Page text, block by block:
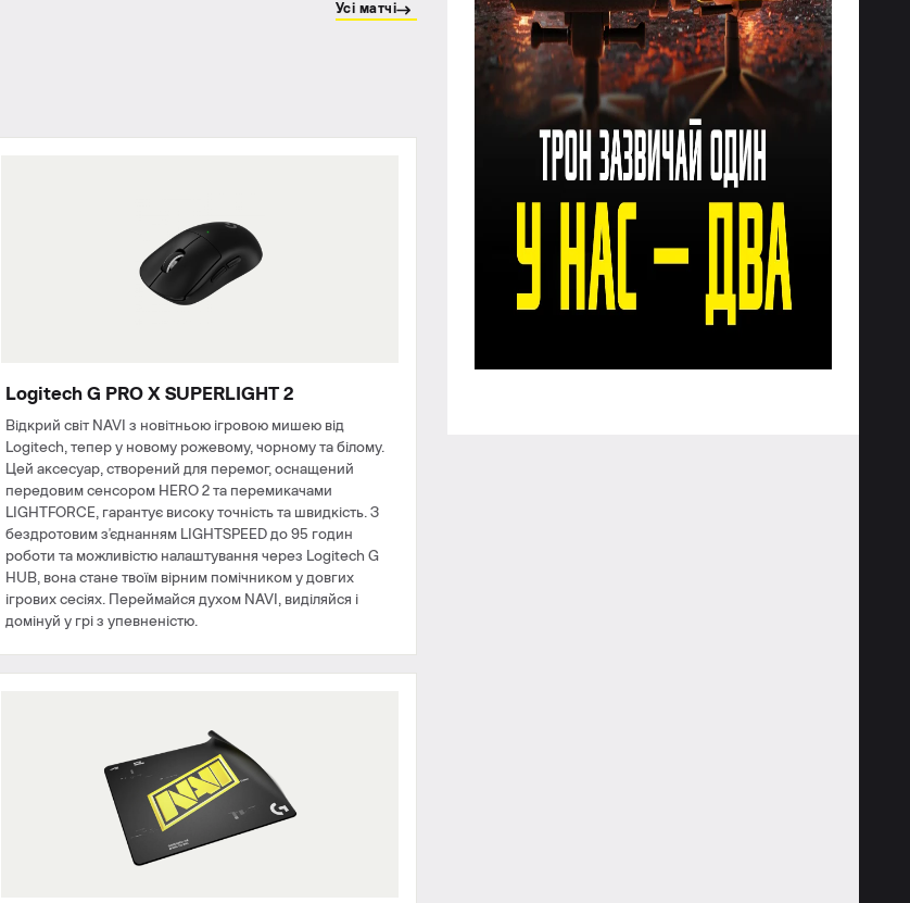
Усі матчі
Logitech G PRO X SUPERLIGHT 2
Відкрий світ NAVI з новітньою ігровою мишею від
Logitech, тепер у новому рожевому, чорному та білому.
Цей аксесуар, створений для перемог, оснащений
передовим сенсором HERO 2 та перемикачами
LIGHTFORCE, гарантує високу точність та швидкість. З
бездротовим з'єднанням LIGHTSPEED до 95 годин
роботи та можливістю налаштування через Logitech G
HUB, вона стане твоїм вірним помічником у довгих
ігрових сесіях. Переймайся духом NAVI, виділяйся і
домінуй у грі з упевненістю.